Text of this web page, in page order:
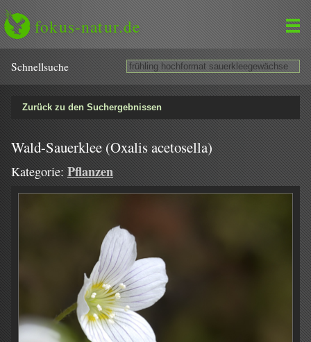
fokus-natur.de
Schnell­suche
Zurück zu den Suchergebnissen
Wald-Sauerklee (Oxalis acetosella)
Kategorie: Pflanzen